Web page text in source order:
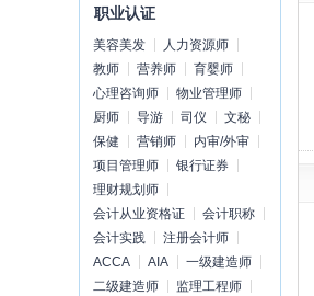
职业认证
美容美发
人力资源师
教师
营养师
育婴师
心理咨询师
物业管理师
厨师
导游 司仪
文秘
保健
营销师
内审/外审
项目管理师
银行证券
理财规划师
会计从业资格证
会计职称
会计实践
注册会计师
ACCA
AIA
一级建造师
二级建造师
监理工程师